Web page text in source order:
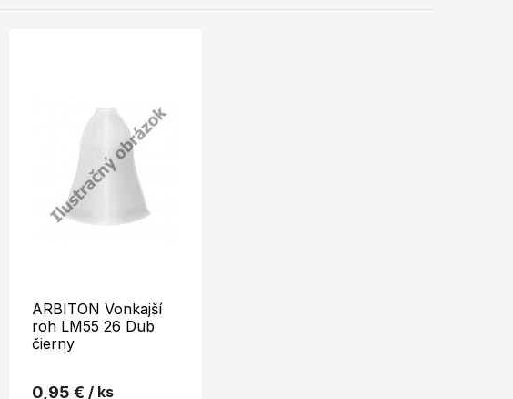
ARBITON Vonkajší
roh LM55 26 Dub
čierny
0,95 € / ks